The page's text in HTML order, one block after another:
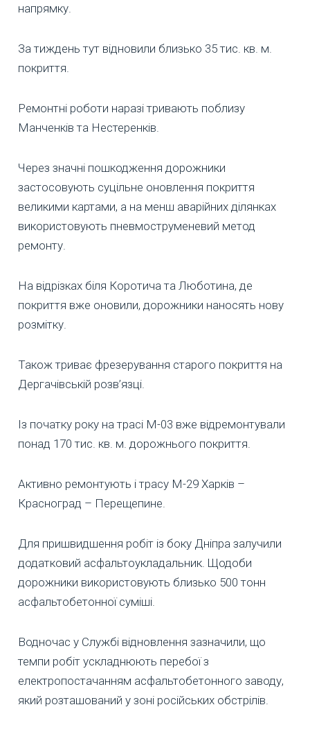
напрямку.
За тиждень тут відновили близько 35 тис. кв. м.
покриття.
Ремонтні роботи наразі тривають поблизу
Манченків та Нестеренків.
Через значні пошкодження дорожники
застосовують суцільне оновлення покриття
великими картами, а на менш аварійних ділянках
використовують пневмоструменевий метод
ремонту.
На відрізках біля Коротича та Люботина, де
покриття вже оновили, дорожники наносять нову
розмітку.
Також триває фрезерування старого покриття на
Дергачівській розв’язці.
Із початку року на трасі М-03 вже відремонтували
понад 170 тис. кв. м. дорожнього покриття.
Активно ремонтують і трасу М-29 Харків –
Красноград – Перещепине.
Для пришвидшення робіт із боку Дніпра залучили
додатковий асфальтоукладальник. Щодоби
дорожники використовують близько 500 тонн
асфальтобетонної суміші.
Водночас у Службі відновлення зазначили, що
темпи робіт ускладнюють перебої з
електропостачанням асфальтобетонного заводу,
який розташований у зоні російських обстрілів.